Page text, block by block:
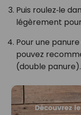
Puis roulez‑le
légèrement
Pour une
pouvez
(double panure).